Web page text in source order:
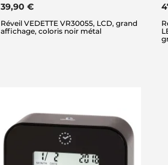
39,90 €
Réveil VEDETTE VR30055, LCD, grand
affichage, coloris noir métal